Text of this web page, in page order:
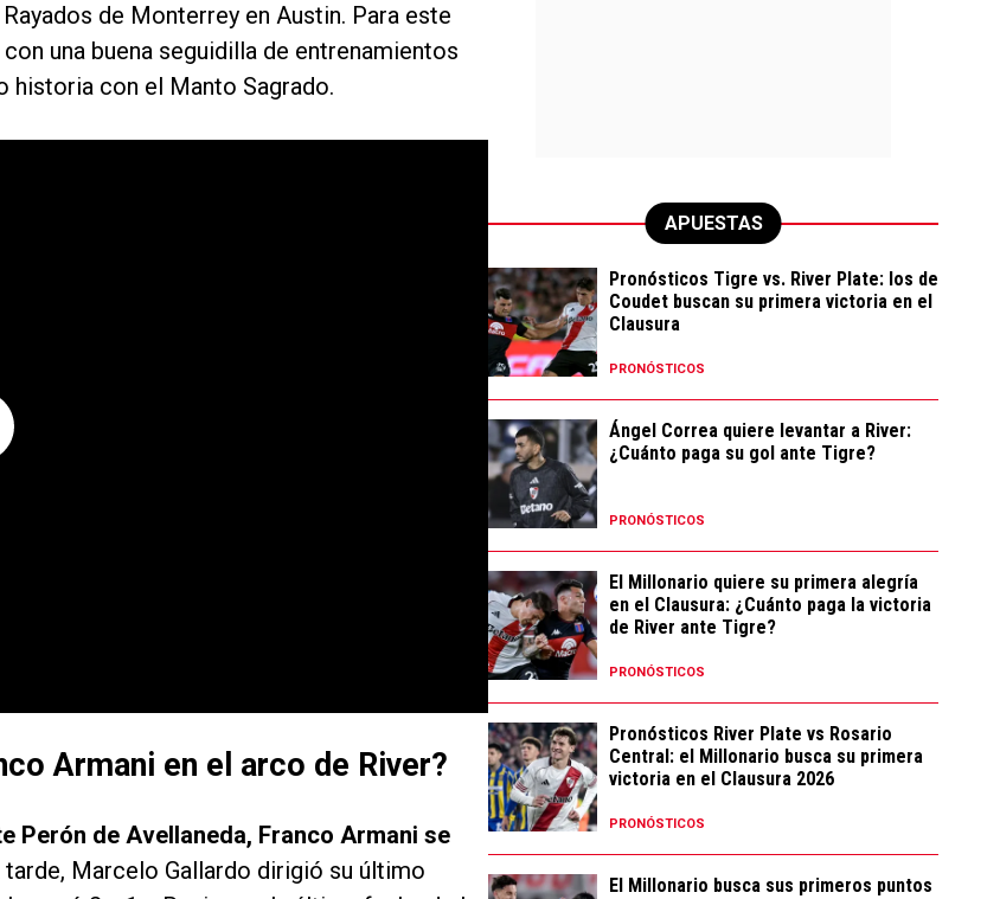
de Monterrey en Austin. Para este
una buena seguidilla de entrenamientos
historia con el Manto Sagrado.
Armani en el arco de River?
Perón de Avellaneda, Franco Armani se
tarde, Marcelo Gallardo dirigió su último
APUESTAS
Pronósticos Tigre vs. River Plate: los de
Coudet buscan su primera victoria en el
Clausura
PRONÓSTICOS
Ángel Correa quiere levantar a River:
¿Cuánto paga su gol ante Tigre?
PRONÓSTICOS
El Millonario quiere su primera alegría
en el Clausura: ¿Cuánto paga la victoria
de River ante Tigre?
PRONÓSTICOS
Pronósticos River Plate vs Rosario
Central: el Millonario busca su primera
victoria en el Clausura 2026
PRONÓSTICOS
El Millonario busca sus primeros puntos